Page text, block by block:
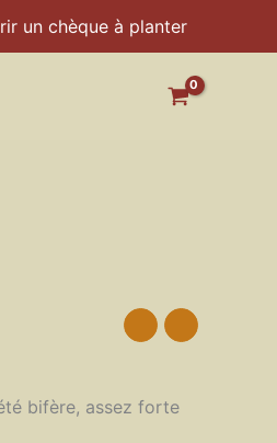
un chèque à planter
bifère, assez forte